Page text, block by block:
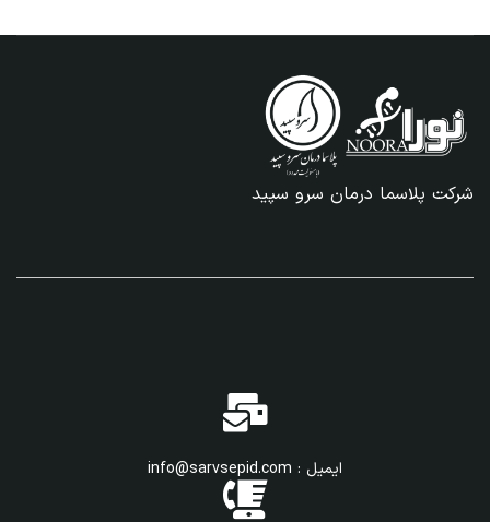
شرکت پلاسما درمان سرو سپید
ایمیل : info@sarvsepid.com